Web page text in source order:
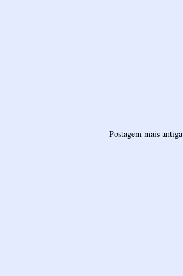
Postagem mais antiga